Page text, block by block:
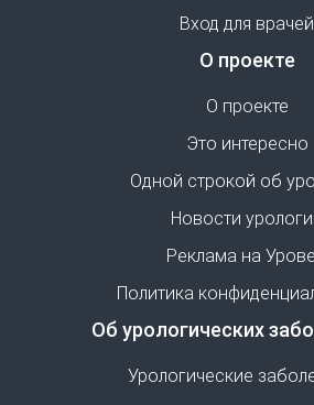
Вход для врачей
О проекте
О проекте
Это интересно
Одной строкой об
Новости
Реклама на
Политика
Об урологических
Урологические